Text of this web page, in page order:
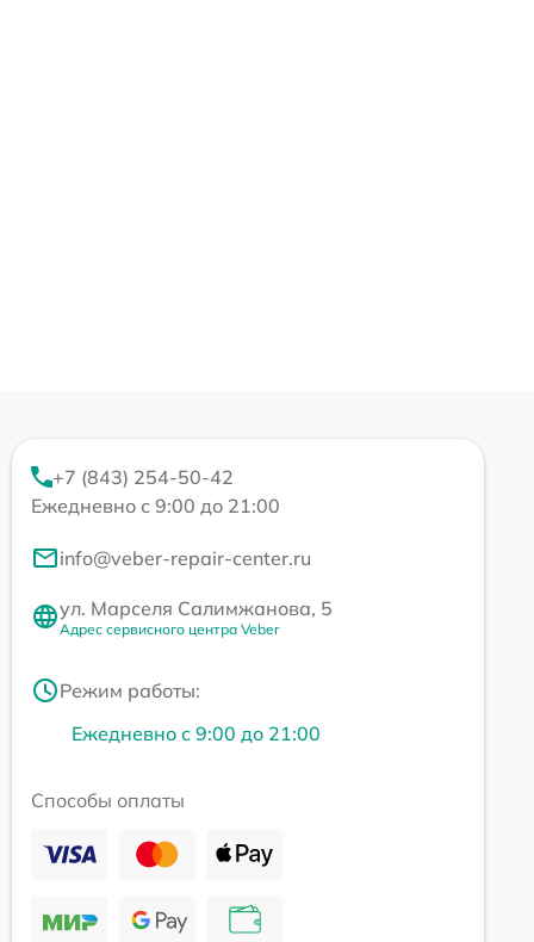
+7 (843) 254-50-42
Ежедневно с 9:00 до 21:00
info@veber-repair-center.ru
ул. Марселя Салимжанова, 5
Адрес сервисного центра Veber
Режим работы:
Ежедневно с 9:00 до 21:00
Способы оплаты